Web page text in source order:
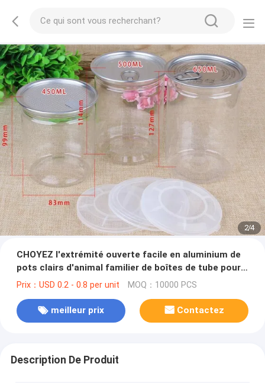
3/4
CHOYEZ l'extrémité ouverte facile en aluminium de
pots clairs d'animal familier de boîtes de tube pour
le thé/café
Prix：USD 0.2 - 0.8 per unit MOQ：10000 PCS
meilleur prix Contactez
Description De Produit